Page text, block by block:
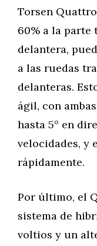
Torsen
60% a la parte
delantera,
a las ruedas
delanteras.
ágil, con
hasta 5° en
velocidades, y
rápidamente.
Por último, el
sistema de
voltios y un